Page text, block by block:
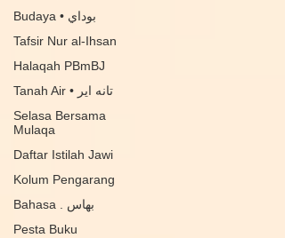
Budaya • بوداي
Tafsir Nur al-Ihsan
Halaqah PBmBJ
Tanah Air • تانه اير
Selasa Bersama
Mulaqa
Daftar Istilah Jawi
Kolum Pengarang
Bahasa . بهاس
Pesta Buku